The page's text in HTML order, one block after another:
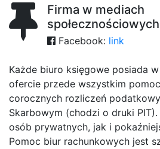
Firma w mediach
społecznościowych
Facebook: link
Każde biuro księgowe posiada
ofercie przede wszystkim
corocznych rozliczeń
Skarbowym (chodzi o druki
osób prywatnych, jak i
Pomoc biur rachunkowych jest